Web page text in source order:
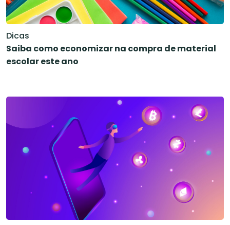
Dicas
Saiba como economizar na compra de material
escolar este ano